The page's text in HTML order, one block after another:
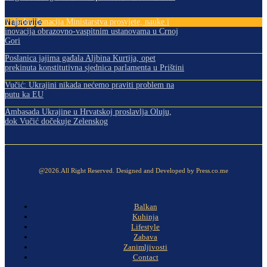
Najnovije
Vrijedna donacija Ministarstva prosvjete, nauke i
inovacija obrazovno-vaspitnim ustanovama u Crnoj
Gori
Poslanica jajima gađala Aljbina Kurtija, opet
prekinuta konstitutivna sjednica parlamenta u Prištini
Vučić: Ukrajini nikada nećemo praviti problem na
putu ka EU
Ambasada Ukrajine u Hrvatskoj proslavlja Oluju,
dok Vučić dočekuje Zelenskog
@2026.All Right Reserved. Designed and Developed by Press.co.me
Balkan
Kuhinja
Lifestyle
Zabava
Zanimljivosti
Contact